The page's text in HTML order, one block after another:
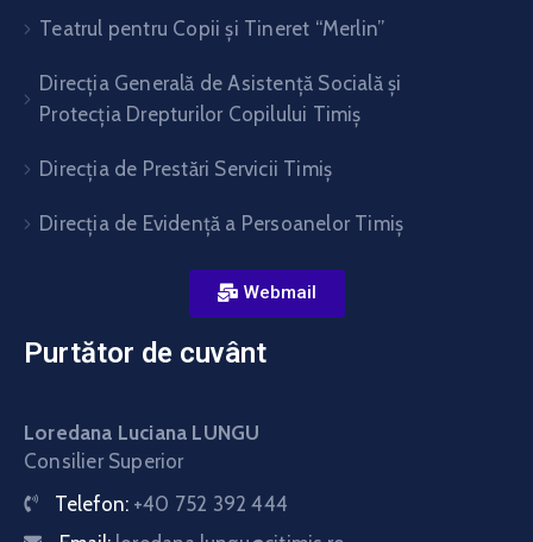
Teatrul pentru Copii şi Tineret “Merlin”
Direcția Generală de Asistență Socială și
Protecția Drepturilor Copilului Timiș
Direcţia de Prestări Servicii Timiş
Direcţia de Evidenţă a Persoanelor Timiş
Webmail
Purtător de cuvânt
Loredana Luciana LUNGU
Consilier Superior
Telefon: +40 752 392 444